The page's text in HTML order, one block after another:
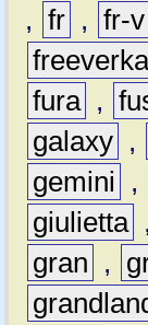
, fr , fr-v
fura ,
galaxy ,
gemini
,
giulietta ,
gran
,